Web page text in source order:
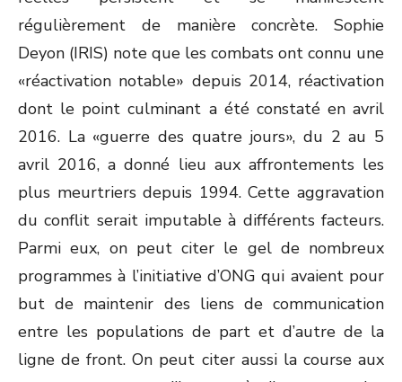
régulièrement de manière concrète. Sophie
Deyon (IRIS) note que les combats ont connu une
«réactivation notable» depuis 2014, réactivation
dont le point culminant a été constaté en avril
2016. La «guerre des quatre jours», du 2 au 5
avril 2016, a donné lieu aux affrontements les
plus meurtriers depuis 1994. Cette aggravation
du conflit serait imputable à différents facteurs.
Parmi eux, on peut citer le gel de nombreux
programmes à l’initiative d’ONG qui avaient pour
but de maintenir des liens de communication
entre les populations de part et d’autre de la
ligne de front. On peut citer aussi la course aux